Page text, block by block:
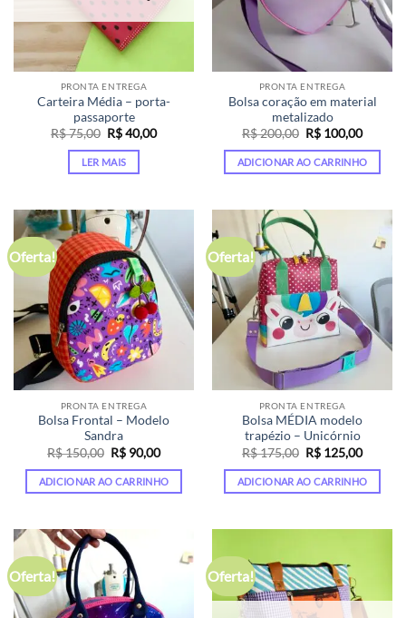
PRONTA ENTREGA
Carteira Média – porta-
passaporte
R$75,00 O
preço
original
era:
R$40,00O
LER MAIS
PRONTA ENTREGA
Bolsa coração em material
metalizado
R$200,00 O
preço
original
era:
R$ 100,00O
atual
é:
ADICIONAR AO CARRINHO
Oferta!
PRONTA ENTREGA
Bolsa Frontal – Modelo
Sandra
R$150,00 O
preço
original
era:
R$ 90,00O
atual
é:
ADICIONAR AO CARRINHO
Oferta!
PRONTA ENTREGA
Bolsa MÉDIA modelo
trapézio – Unicórnio
R$175,00 O
preço
original
era:
R$ 125,00O
atual
é:
ADICIONAR AO CARRINHO
Oferta! Oferta!